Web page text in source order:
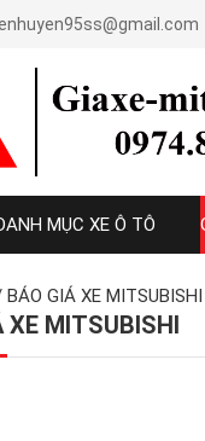
MỤC XE Ô TÔ
BÁO GIÁ XE MITSUBISHI
XE MITSUBISHI